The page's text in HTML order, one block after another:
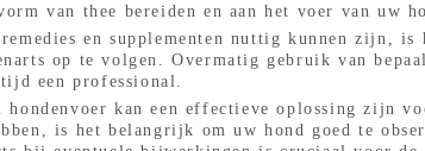
van thee bereiden en aan het voer van uw
en supplementen nuttig kunnen zijn,
op te volgen. Overmatig gebruik van
een professional.
hondenvoer kan een effectieve oplossing zijn
is het belangrijk om uw hond goed te